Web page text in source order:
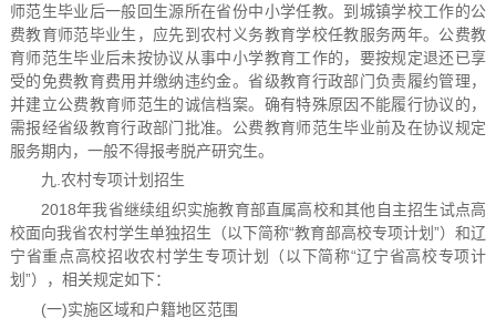
师范生毕业后一般回生源所在省份中小学任教。到城镇学校工作的公
费教育师范毕业生，应先到农村义务教育学校任教服务两年。公费教
育师范生毕业后未按协议从事中小学教育工作的，要按规定退还已享
受的免费教育费用并缴纳违约金。省级教育行政部门负责履约管理，
并建立公费教育师范生的诚信档案。确有特殊原因不能履行协议的，
需报经省级教育行政部门批准。公费教育师范生毕业前及在协议规定
服务期内，一般不得报考脱产研究生。
九.农村专项计划招生
2018年我省继续组织实施教育部直属高校和其他自主招生试点高
校面向我省农村学生单独招生（以下简称“教育部高校专项计划”）和辽
宁省重点高校招收农村学生专项计划（以下简称“辽宁省高校专项计
划”），相关规定如下：
(一)实施区域和户籍地区范围